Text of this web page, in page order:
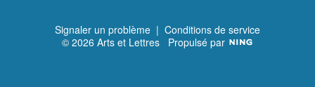
Signaler un problème | Conditions de service
© 2026 Arts et Lettres Propulsé par